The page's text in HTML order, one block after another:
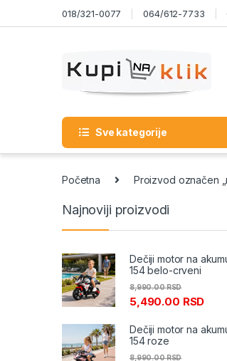
Skip to navigation018/321-0077 064/612-7733
Sve kategorije
Početna Proizvod označen
Najnoviji proizvodi
Dečiji motor na
154 belo-crveni
5,490.00 RSD
8,990.00RSD
Dečiji motor na
154 roze
8,990.00RSD